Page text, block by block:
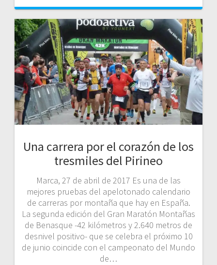
Una carrera por el corazón de los
tresmiles del Pirineo
Marca, 27 de abril de 2017 Es una de las
mejores pruebas del apelotonado calendario
de carreras por montaña que hay en España.
La segunda edición del Gran Maratón Montañas
de Benasque -42 kilómetros y 2.640 metros de
desnivel positivo- que se celebra el próximo 10
de junio coincide con el campeonato del Mundo
de…